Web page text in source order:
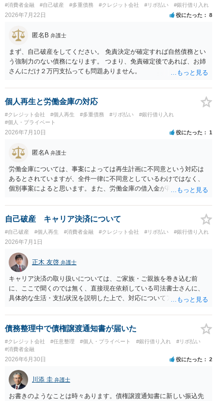
#消費者金融 #自己破産 #多重債務 #クレジット会社 #リボ払い #銀行借り入れ
2026年7月22日 役にたった 8
匿名B 弁護士
まず、自己破産をしてください。 免責決定が確定すれば自然債務とい
う強制力のない債務になります。 つまり、免責確定後であれば、お姉
さんにだけ２万円支払っても問題ありません。
個人再生と労働金庫の対応
#クレジット会社 #個人再生 #多重債務 #リボ払い
#銀行借り入れ
#個人・プライベート
2026年7月10日 役にたった 1
匿名A 弁護士
労働金庫については、事案によっては再生計画に不同意という対応は
あるとされていますが、全件一律に不同意としているわけではなく、
個別事案によると思います。また、労働金庫の借入金が再生債権の総
はありません。労働金庫には、書面決議への同意について確認や根回
しをしておけば、問題にならないことも少なくないのではないかと思
す。
自己破産 キャリア決済について
#自己破産 #個人再生 #消費者金融 #クレジット会社 #リボ払い #銀行借り入れ
2026年7月1日
正木 友啓 弁護士
キャリア決済の取り扱いについては、ご家族・ご親族を巻き込む前
に、ここで聞くのでは無く、直接現在依頼している司法書士さんに、
具体的な生活・支払状況を説明した上で、対応についてアドバイスを
すので、司法書士さんも対応を答えてくれるはずです
債務整理中で債権譲渡通知書が届いた
#クレジット会社 #任意整理 #個人・プライベート #銀行借り入れ
#リボ払い
#消費者金融
2026年6月30日 役にたった 2
川添 圭 弁護士
お書きのようなことは時々あります。債権譲渡通知書に新しい振込先